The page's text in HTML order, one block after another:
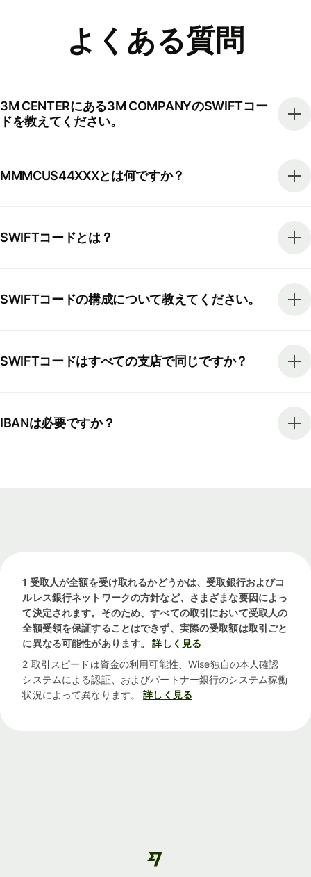
よくある質問
3M CENTERにある3M COMPANYのSWIFTコー
ドを教えてください。
MMMCUS44XXXとは何ですか？
SWIFTコードとは？
SWIFTコードの構成について教えてください。
SWIFTコードはすべての支店で同じですか？
IBANは必要ですか？
1 受取人が全額を受け取れるかどうかは、受取銀行およびコ
ルレス銀行ネットワークの方針など、さまざまな要因によっ
て決定されます。そのため、すべての取引において受取人の
全額受領を保証することはできず、実際の受取額は取引ごと
に異なる可能性があります。
詳しく見る
2 取引スピードは資金の利用可能性、Wise独自の本人確認
システムによる認証、およびパートナー銀行のシステム稼働
状況によって異なります。
詳しく見る